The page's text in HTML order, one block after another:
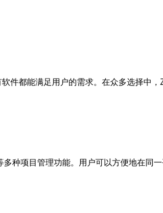
件都能满足用户的需求。在众多选择中
种项目管理功能。用户可以方便地在同